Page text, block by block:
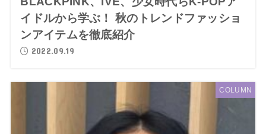
イドルから学ぶ！ 秋のトレンドファッショ
ンアイテムを徹底紹介
2022.09.19
COLUMN